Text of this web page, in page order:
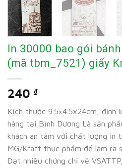
In 30000 bao gói
(mã tbm_7521) giấy
240 ₫
Kích thước 9.5×4.5x24cm, định
hàng tại Bình Dương Là sản
khách an tâm với chất lượng in
MG/Kraft thực phẩm để làm ra
Đạt nhiều chứng chỉ về